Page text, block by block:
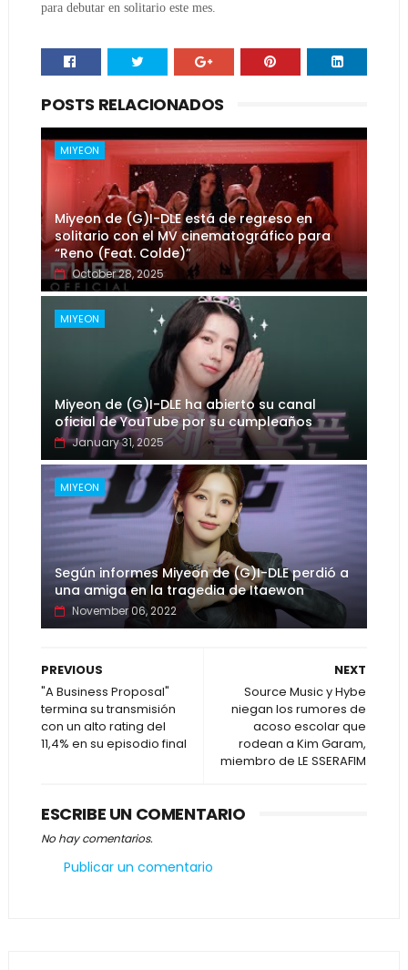
para debutar en solitario este mes.
POSTS RELACIONADOS
MIYEON
Miyeon de (G)I-DLE está de regreso en
solitario con el MV cinematográfico para
“Reno (Feat. Colde)”
October 28, 2025
MIYEON
Miyeon de (G)I-DLE ha abierto su canal
oficial de YouTube por su cumpleaños
January 31, 2025
MIYEON
Según informes Miyeon de (G)I-DLE perdió a
una amiga en la tragedia de Itaewon
November 06, 2022
NEXT
Source Music y Hybe
niegan los rumores de
acoso escolar que
rodean a Kim Garam,
miembro de LE SSERAFIM
PREVIOUS
"A Business Proposal"
termina su transmisión
con un alto rating del
11,4% en su episodio final
ESCRIBE UN COMENTARIO
No hay comentarios.
Publicar un comentario